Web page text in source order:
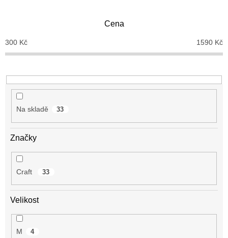
o
d
k
t
Cena
300 Kč 1590 Kč
Na skladě 33
Značky
Craft 33
Velikost
M 4